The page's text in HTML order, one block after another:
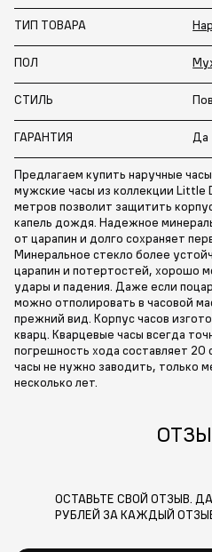
ТИП ТОВАРА
ПОЛ
СТИЛЬ
ГАРАНТИЯ Да
Предлагаем купить наручные
мужские часы из коллекции Little
метров позволит защитить
капель дождя. Надежное
от царапин и долго сохраняет
Минеральное стекло более
царапин и потертостей, хорошо
удары и падения. Даже если
можно отполировать в часовой
прежний вид. Корпус часов
кварц. Кварцевые часы всегда
погрешность хода составляет 20
часы не нужно заводить, только
несколько лет.
ОСТАВЬТЕ СВОЙ ОТЗЫВ.
РУБЛЕЙ ЗА КАЖДЫЙ